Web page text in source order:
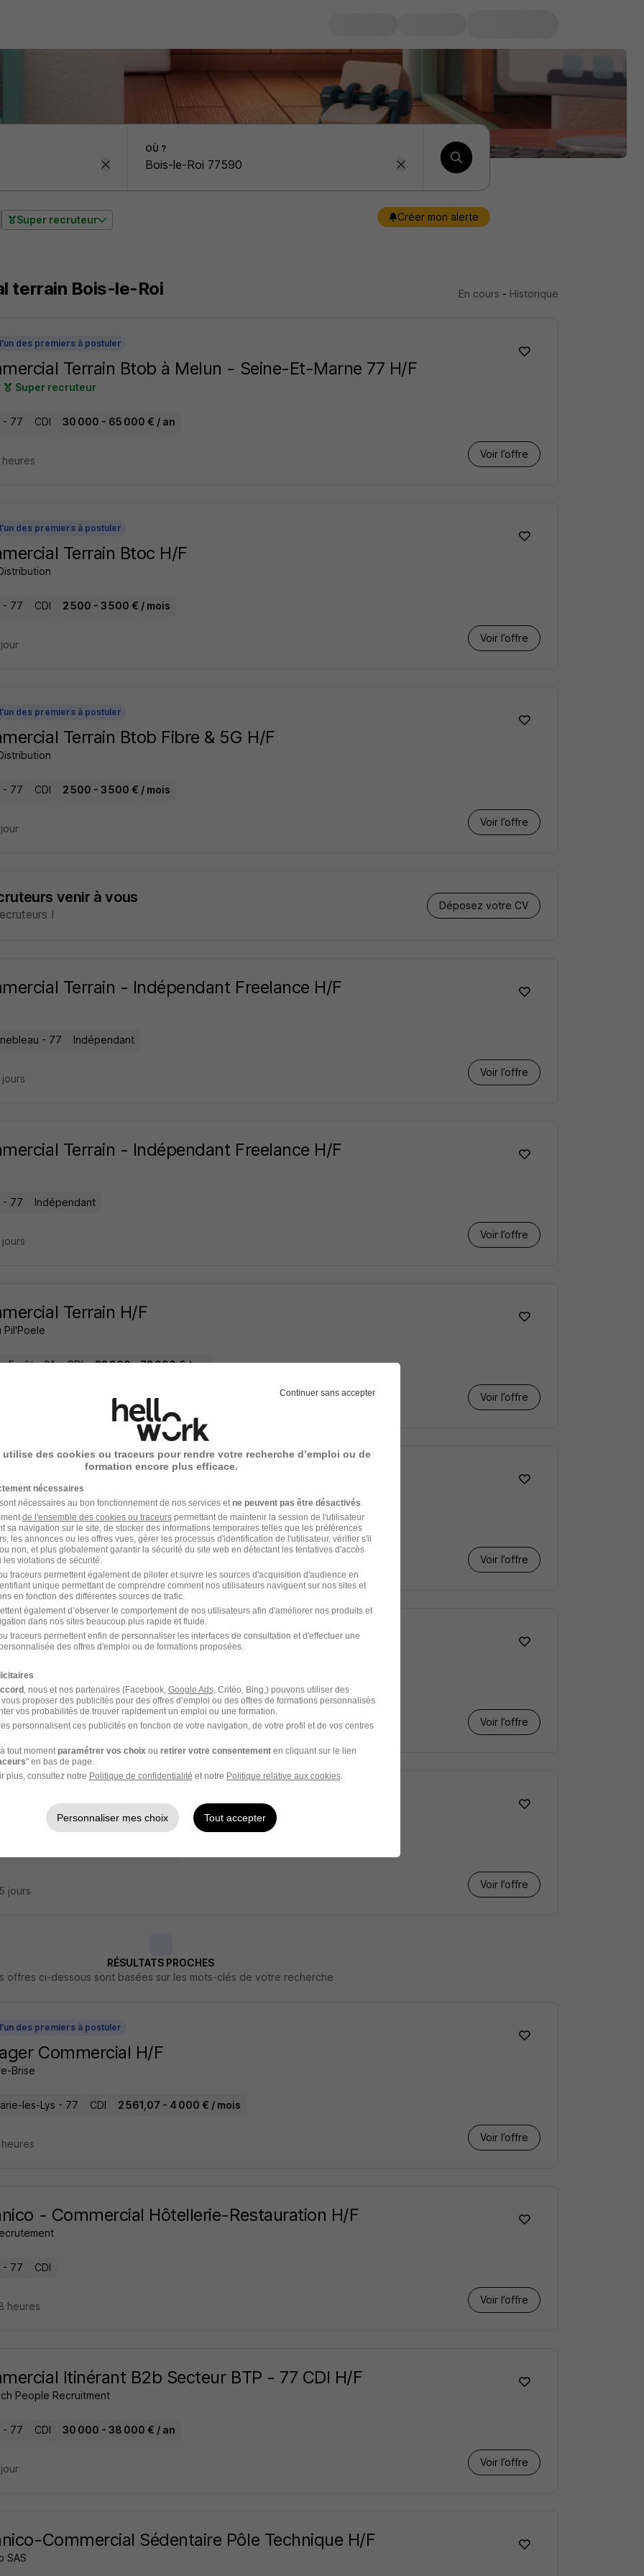
OÙ ?
Super recruteur Créer mon alerte
terrain Bois-le-Roi En cours - Historique
des premiers à postuler
Terrain Btob à Melun - Seine-Et-Marne 77 H/F
Super recruteur
- 77 CDI 30 000 - 65 000 € / an
Voir l’offre
des premiers à postuler
Terrain Btoc H/F
- 77 CDI 2 500 - 3 500 € / mois
Voir l’offre
des premiers à postuler
Terrain Btob Fibre & 5G H/F
- 77 CDI 2 500 - 3 500 € / mois
Voir l’offre
venir à vous
!
Déposez votre CV
Terrain - Indépendant Freelance H/F
- 77 Indépendant
Voir l’offre
Terrain - Indépendant Freelance H/F
- 77 Indépendant
Voir l’offre
Terrain H/F
Pil'Poele
Forêt - 91 CDI 22 800 - 72 000 € / an
Voir l’offre
Terrain CHR H/F
- 77 CDI 30 000 - 48 000 € / an
Voir l’offre
jours
Terrain Idf H/F
- 77 CDI 40 000 - 50 000 € / an
Voir l’offre
jours
Terrain B2b H/F
Voir l’offre
jours
RÉSULTATS PROCHES
offres ci-dessous sont basées sur les mots-clés de votre recherche
des premiers à postuler
Commercial H/F
Brise
les-Lys - 77 CDI 2 561,07 - 4 000 € / mois
Voir l’offre
- Commercial Hôtellerie-Restauration H/F
- 77 CDI
Voir l’offre
heures
Itinérant B2b Secteur BTP - 77 CDI H/F
People Recruitment
- 77 CDI 30 000 - 38 000 € / an
Voir l’offre
Commercial Sédentaire Pôle Technique H/F
SAS
Continuer sans accepter
utilise des cookies ou traceurs pour rendre votre recherche d’emploi ou de
formation encore plus efficace.
nécessaires
nécessaires au bon fonctionnement de nos services et ne peuvent pas être désactivés
de l'ensemble des cookies ou traceurspermettant de maintenir la session de l'utilisateur
sa navigation sur le site, de stocker des informations temporaires telles que les préférences
les annonces ou les offres vues, gérer les processus d'identification de l'utilisateur, vérifier s'il
non, et plus globalement garantir la sécurité du site web en détectant les tentatives d'accès
violations de sécurité.
traceurs permettent également de piloter et suivre les sources d'acquisition d'audience en
unique permettant de comprendre comment nos utilisateurs naviguent sur nos sites et
en fonction des différentes sources de trafic.
également d’observer le comportement de nos utilisateurs afin d'améliorer nos produits et
dans nos sites beaucoup plus rapide et fluide.
traceurs permettent enfin de personnaliser les interfaces de consultation et d'effectuer une
des offres d'emploi ou de formations proposées.
, nous et nos partenaires (Facebook, Google Ads, Critéo, Bing,) pouvons utiliser des
proposer des publicités pour des offres d’emploi ou des offres de formations personnalisés
vos probabilités de trouver rapidement un emploi ou une formation.
personnalisent ces publicités en fonction de votre navigation, de votre profil et de vos centres
tout moment paramétrer vos choix ou retirer votre consentementen cliquant sur le lien
" en bas de page.
plus, consultez notre Politique de confidentialité et notre Politique relative aux cookies.
Personnaliser mes choix Tout accepter